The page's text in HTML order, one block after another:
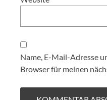
Name, E-Mail-Adresse
Browser für meinen